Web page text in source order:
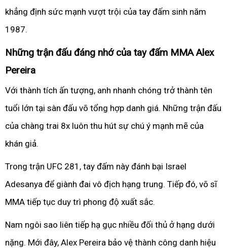
khẳng định sức mạnh vượt trội của tay đấm sinh năm
1987.
Những trận đấu đáng nhớ của tay đấm MMA Alex
Pereira
Với thành tích ấn tượng, anh nhanh chóng trở thành tên
tuổi lớn tại sàn đấu võ tổng hợp danh giá. Những trận đấu
của chàng trai 8x luôn thu hút sự chú ý mạnh mẽ của
khán giả.
Trong trận UFC 281, tay đấm này đánh bại Israel
Adesanya để giành đai vô địch hạng trung. Tiếp đó, võ sĩ
MMA tiếp tục duy trì phong độ xuất sắc.
Nam ngôi sao liên tiếp hạ gục nhiều đối thủ ở hạng dưới
nặng. Mới đây, Alex Pereira bảo vệ thành công danh hiệu